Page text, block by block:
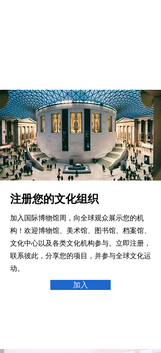
注册您的文化组织
加入国际博物馆周，向全球观众展示您的机
构！欢迎博物馆、美术馆、图书馆、档案馆、
文化中心以及各类文化机构参与。立即注册，
联系彼此，分享您的项目，并参与全球文化运
动。
加入